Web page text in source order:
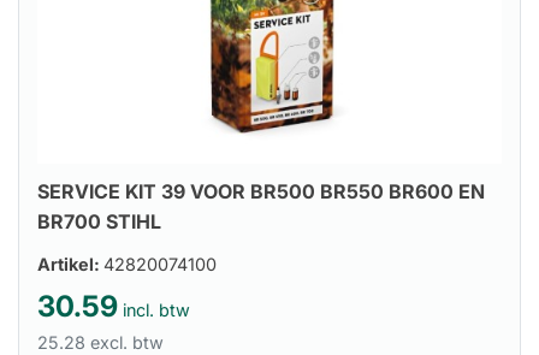
SERVICE KIT 39 VOOR BR500 BR550 BR600 EN
BR700 STIHL
Artikel: 42820074100
30.59 incl. btw
25.28 excl. btw